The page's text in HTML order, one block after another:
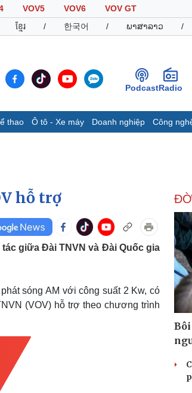
VOV5 VOV6
VOV GT
ខ្មែរ / 한국어 / ພາສາລາວ /
PodcastRadio
thao Ô tô - Xe máy Doanh nghiệp Công
E-Magazine
Infographic
Ô tô - Xe máy
Tư vấn
Doanh nghiệp
Thông tin
Doanh nghiệp
Doanh nhân
Vì cộng đồng
Nghệ sĩ
Thời trang
hỗ trợ
giữa Đài TNVN và Đài Quốc gia
sóng AM với công suất 2 Kw, có
(VOV) hỗ trợ theo chương trình